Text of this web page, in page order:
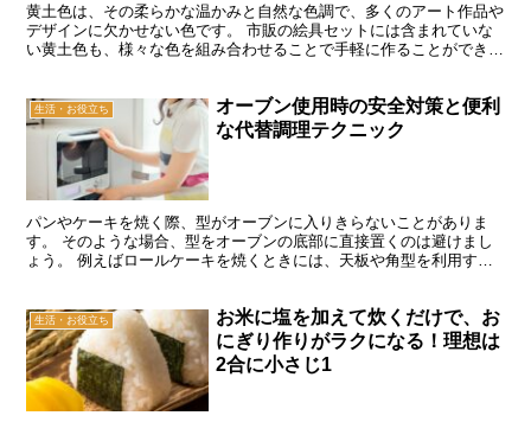
黄土色は、その柔らかな温かみと自然な色調で、多くのアート作品や
デザインに欠かせない色です。 市販の絵具セットには含まれていな
い黄土色も、様々な色を組み合わせることで手軽に作ることができま
生活・お役立ち
オーブン使用時の安全対策と便利
な代替調理テクニック
パンやケーキを焼く際、型がオーブンに入りきらないことがありま
す。 そのような場合、型をオーブンの底部に直接置くのは避けまし
ょう。 例えばロールケーキを焼くときには、天板や角型を利用する
生活・お役立ち
お米に塩を加えて炊くだけで、お
にぎり作りがラクになる！理想は
2合に小さじ1